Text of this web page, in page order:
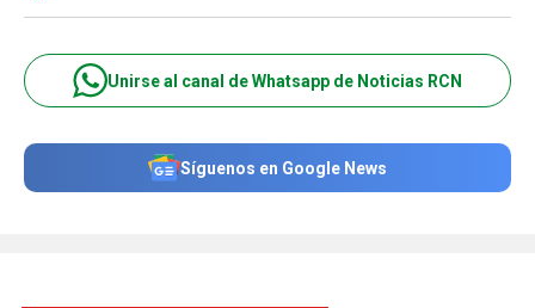
Unirse al canal de Whatsapp de Noticias RCN
Síguenos en Google News